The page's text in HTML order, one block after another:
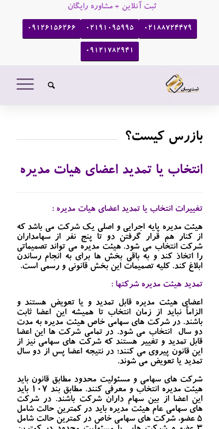
ثبت آنلاین + مشاوره رایگان
02188724479
02191095995
09126156266
09121782941
بازرس کیست؟
انتخاب یا تمدید اعضای هیات مدیره
تغییرات انتخاب یا تمدید اعضای هیات مدیره :
هیئت مدیره پایه اجرایی و اصلی یک شرکت می باشد که
از کنار هم قرار گرفتن دو تا پنج نفر از سهامداران
شرکت انتخاب می شود. هیئت مدیره می تواند تصمیماتی
را اتخاذ کند و به باقی بخش ها برای به انجام رساندن
ابلاغ کند. کلیه تصمیمات این بخش قانونی و رسمی است.
تمدید هیئت مدیره شرکتها :
اعضای هیئت مدیره قابل تمدید و یا تعویض هستند و
الزاماً نباید از زمان انتخاب تا همیشه این اعضا ثابت
باشند. در شرکت های سهامی خاص هیئت مدیره به مدت
دو سال انتخاب می شود. در تمامی شرکت ها این اعضا
قابل تمدید و تغییر هستند که شرکت های سهامی نیز از
این قانون پیروی می کنند؛ در نتیجه اعضا پس از دو سال
تمدید یا تعویض می شوند.
شرکت های سهامی و مسئولیت محدود مطابق قانون باید
هیئت مدیره انتخاب و معرفی کنند. مطابق بند 107 باید
این اعضا از بین سهام داران شرکت باشند. در شرکت
های سهامی عام هیئت مدیره باید در کمترین حالت شامل
5 عضو، شرکت های سهامی خاص در کمترین حالت شامل